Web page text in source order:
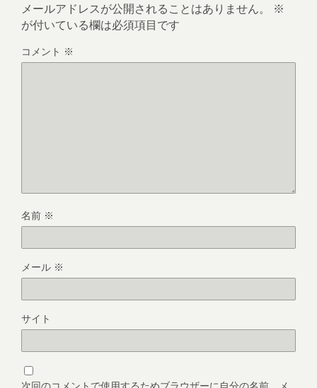
メールアドレスが公開されることはありません。
※
が付いている欄は必須項目です
コメント ※
名前 ※
メール ※
サイト